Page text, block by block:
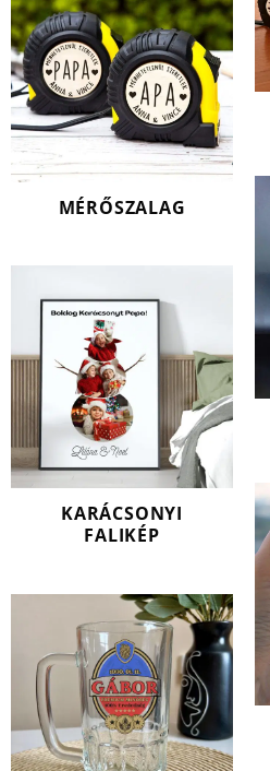
MÉRŐSZALAG
KARÁCSONYI
FALIKÉP